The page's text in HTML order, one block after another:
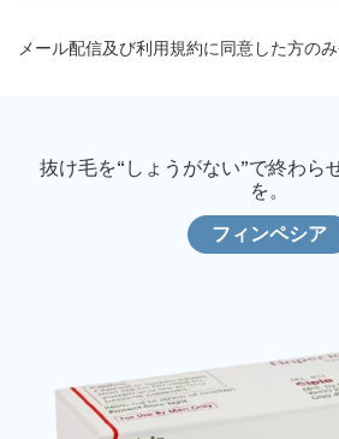
メール配信及び利用規約に同意した方のみ
抜け毛を“しょうがない”で終わら
を。
フィンペシア